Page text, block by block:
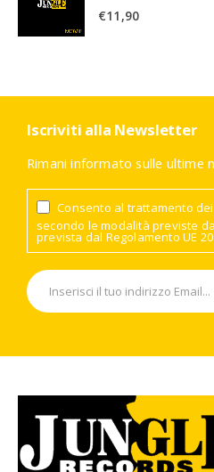
€11,90
Iscriviti alla Newsletter
Rimani informato sulle ultime
Consento al trattamento
secondo le modalità previste
prevista dal Regolamento UE